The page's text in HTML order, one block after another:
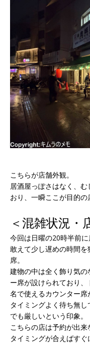
こちらが店舗外観。
居酒屋っぽさはなく、
おり、一瞬ここが目的の
＜混雑状況・
今回は日曜の20時半前に
敢えて少し遅めの時間
席。
建物の中は全く飾り気
ー席が設けられており
名で使えるカウンター席
タイミングよく待ち無
でも厳しいという印象。
こちらの店は予約が出
タイミングが合えばすぐ